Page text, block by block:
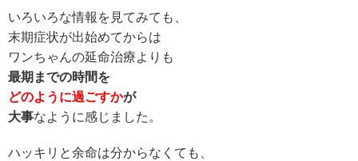
いろいろな情報を見てみても、
末期症状が出始めてからは
ワンちゃんの延命治療よりも
最期までの時間を
どのように過ごすかが
大事なように感じました。
ハッキリと余命は分からなくても、